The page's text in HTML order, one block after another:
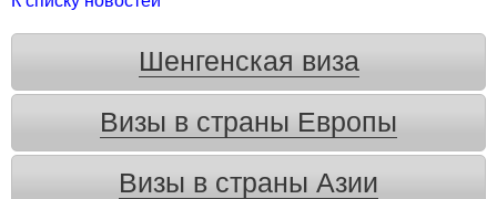
Шенгенская виза
Визы в страны Европы
Визы в страны Азии